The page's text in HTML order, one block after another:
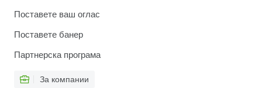
Поставете ваш оглас
Поставете банер
Партнерска програма
За компании